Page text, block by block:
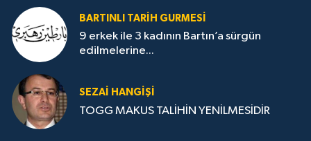
BARTINLI TARIH GURMESI
9 erkek ile 3 kadının Bartın’a sürgün
edilmelerine...
SEZAI HANGİŞİ
TOGG MAKUS TALİHİN YENİLMESİDİR